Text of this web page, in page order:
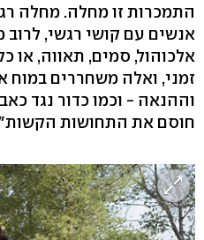
התמכרות זו מחלה. מחלה
אנשים עם קושי רגשי,
אלכוהול, סמים, תאווה, או
זמני, ואלה משחררים במוח
וההנאה - וכמו כדור נגד
חוסם את התחושות